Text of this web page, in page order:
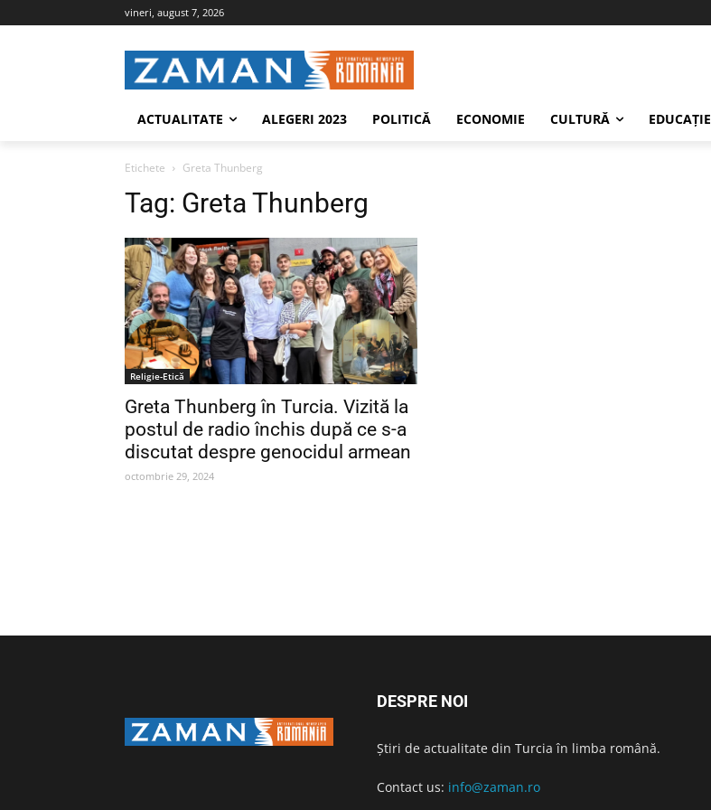
vineri, august 7, 2026
ACTUALITATE ALEGERI 2023 POLITICĂ ECONOMIE CULTURĂ EDUCAŢIE
Etichete Greta Thunberg
Tag: Greta Thunberg
Religie-Etică
Greta Thunberg în Turcia. Vizită la
postul de radio închis după ce s-a
discutat despre genocidul armean
octombrie 29, 2024
DESPRE NOI
Știri de actualitate din Turcia în limba română.
Contact us: info@zaman.ro